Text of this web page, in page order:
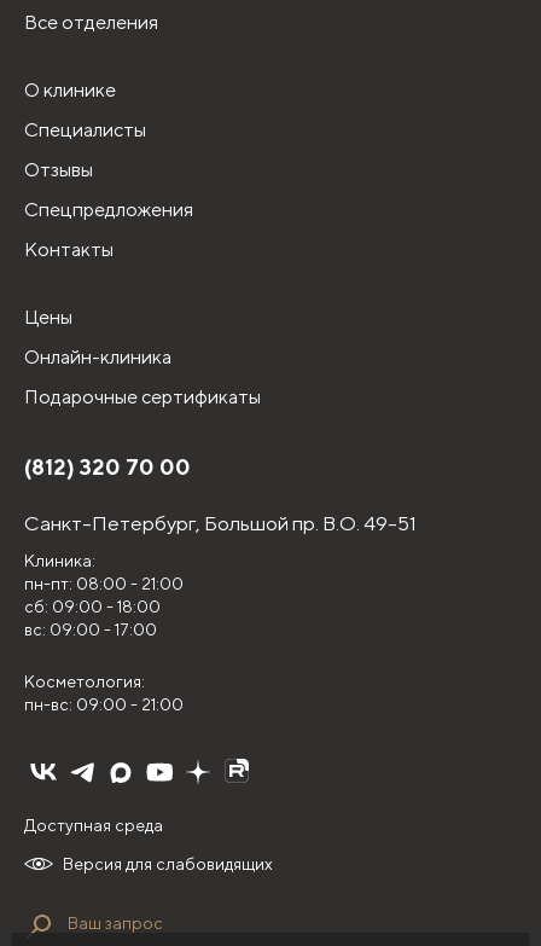
Все отделения
О клинике
Специалисты
Отзывы
Спецпредложения
Контакты
Цены
Онлайн-клиника
Подарочные сертификаты
(812) 320 70 00
Санкт-Петербург, Большой пр. В.О. 49-51
Клиника:
пн-пт: 08:00 - 21:00
сб: 09:00 - 18:00
вс: 09:00 - 17:00
Косметология:
пн-вс: 09:00 - 21:00
Версия для слабовидящих
Доступная среда